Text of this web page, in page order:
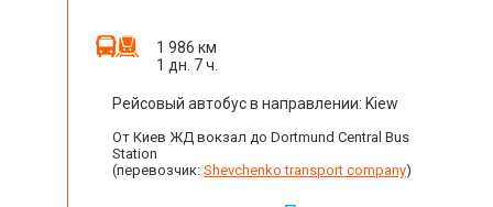
1 986 км
1 дн. 7 ч.
Рейсовый автобус в направлении: Kiew
От Киев ЖД вокзал до Dortmund Central Bus
Station
(перевозчик: Shevchenko transport company)